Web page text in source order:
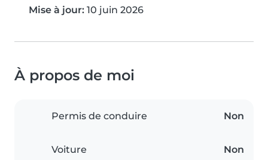
Mise à jour: 10 juin 2026
À propos de moi
Permis de conduire Non
Voiture Non